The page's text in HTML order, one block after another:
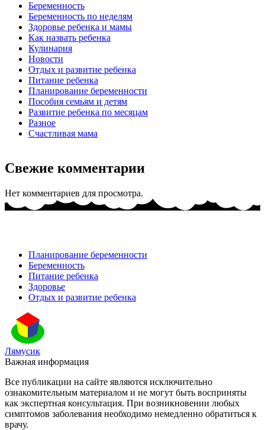
Беременность
Беременность по неделям
Здоровье ребенка и мамы
Как назвать ребенка
Кулинария
Новости
Отдых и развитие ребенка
Питание ребенка
Планирование беременности
Пособия семьям и детям
Развитие ребенка по месяцам
Разное
Счастливая мама
Свежие комментарии
Нет комментариев для просмотра.
Планирование беременности
Беременность
Питание ребенка
Здоровье
Отдых и развитие ребенка
Лямусик
Важная информация
Все публикации на сайте являются исключительно
ознакомительным материалом и не могут быть восприняты
как экспертная консультация. При возникновении любых
симптомов заболевания необходимо немедленно обратиться к
врачу.